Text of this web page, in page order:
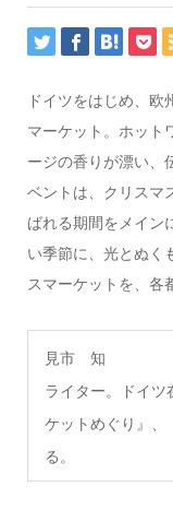
ドイツをはじめ、
マーケット。ホット
ージの香りが漂い、
ベントは、クリスマ
ばれる期間をメイン
い季節に、光とぬく
スマーケットを、各
見市 知
ライター。ドイツ
ケットめぐり』、
る。